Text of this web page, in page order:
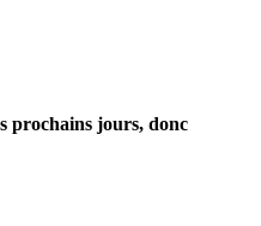
prochains jours, donc